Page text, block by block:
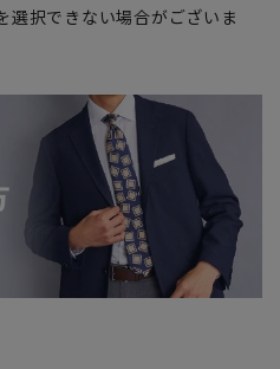
選択できない場合がございま